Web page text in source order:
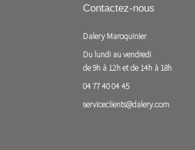
Contactez-nous
Dalery Maroquinier
Du lundi au vendredi
de 9h à 12h et de 14h à 18h
04 77 40 04 45
serviceclients@dalery.com